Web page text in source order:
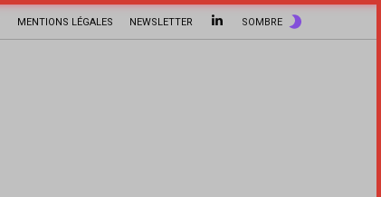
MENTIONS LÉGALES NEWSLETTER SOMBRE